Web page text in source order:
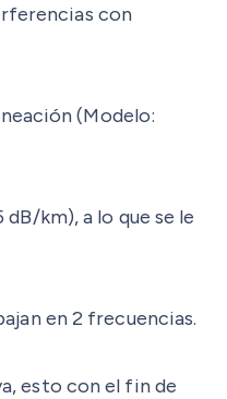
con
(Modelo:
km), a lo que se le
en 2 frecuencias.
esto con el fin de